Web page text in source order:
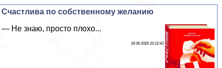
Счастлива по собственному желанию
— Не знаю, просто плохо...
18 06 2026 22:12:43